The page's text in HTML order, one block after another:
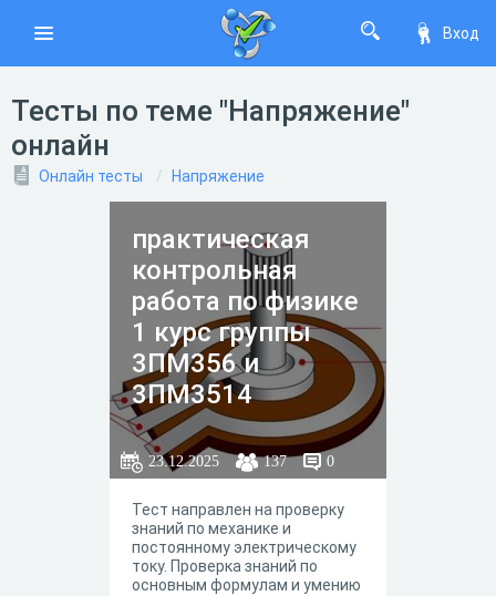
Вход
Тесты по теме "Напряжение"
онлайн
Онлайн тесты Напряжение
практическая
контрольная
работа по физике
1 курс группы
3ПМ356 и
3ПМ3514
23.12.2025 137 0
Тест направлен на проверку
знаний по механике и
постоянному электрическому
току. Проверка знаний по
основным формулам и умению